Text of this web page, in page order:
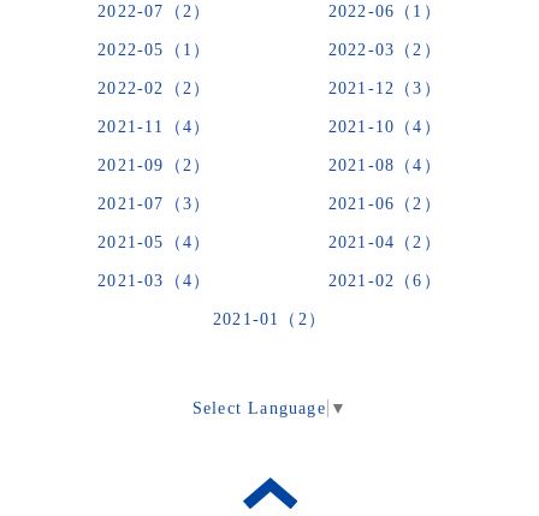
2022-07（2） 2022-06（1）
2022-05（1） 2022-03（2）
2022-02（2） 2021-12（3）
2021-11（4） 2021-10（4）
2021-09（2） 2021-08（4）
2021-07（3） 2021-06（2）
2021-05（4） 2021-04（2）
2021-03（4） 2021-02（6）
2021-01（2）
Select Language ▼